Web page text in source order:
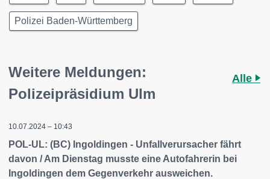
Polizei Baden-Württemberg
Weitere Meldungen:
Polizeipräsidium Ulm
Alle
10.07.2024 – 10:43
POL-UL: (BC) Ingoldingen - Unfallverursacher fährt
davon / Am Dienstag musste eine Autofahrerin bei
Ingoldingen dem Gegenverkehr ausweichen.